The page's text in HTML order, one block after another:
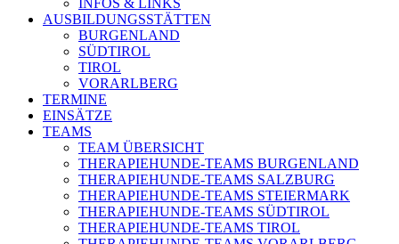
INFOS & LINKS
AUSBILDUNGSSTÄTTEN
BURGENLAND
SÜDTIROL
TIROL
VORARLBERG
TERMINE
EINSÄTZE
TEAMS
TEAM ÜBERSICHT
THERAPIEHUNDE-TEAMS BURGENLAND
THERAPIEHUNDE-TEAMS SALZBURG
THERAPIEHUNDE-TEAMS STEIERMARK
THERAPIEHUNDE-TEAMS SÜDTIROL
THERAPIEHUNDE-TEAMS TIROL